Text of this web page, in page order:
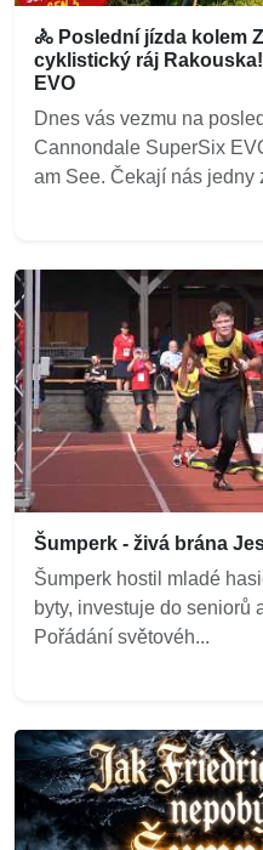
🚴 Poslední jízda kolem
cyklistický ráj
EVO
Dnes vás vezmu na
Cannondale SuperSix
am See. Čekají nás jedny
Šumperk - živá brána
Šumperk hostil mladé
byty, investuje do seniorů
Pořádání světovéh...